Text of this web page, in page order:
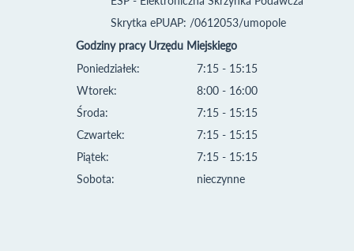
Skrytka ePUAP: /0612053/umopole
Godziny pracy Urzędu Miejskiego
Poniedziałek:
Wtorek:
Środa:
Czwartek:
Piątek:
Sobota:
7:15 - 15:15
8:00 - 16:00
7:15 - 15:15
7:15 - 15:15
7:15 - 15:15
nieczynne